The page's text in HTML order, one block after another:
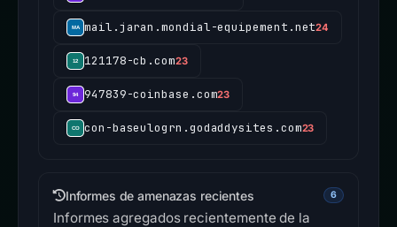
mail.jaran.mondial-equipement.net24
121178-cb.com23
947839-coinbase.com23
con-baseulogrn.godaddysites.com23
Informes de amenazas recientes 6
Informes agregados recientemente de la